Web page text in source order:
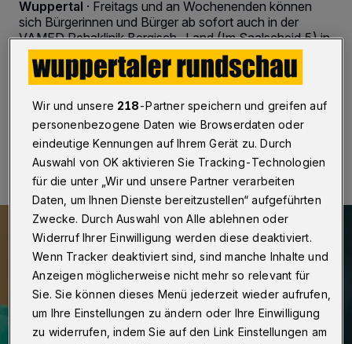
Wuppertal · Freitags und an Wochenenden können
sich Bürgerinnen und Bürger ab sofort auch in der
VAMED Rehaklinik Bergisch-Land (Im Saalscheid 5) in
Wuppertal-Ronsdorf impfen lassen. Die Termine
müssen online gebucht werden.
14.12.2021 , 21:45 Uhr
Wir und unsere 218-Partner speichern und greifen auf
personenbezogene Daten wie Browserdaten oder
eindeutige Kennungen auf Ihrem Gerät zu. Durch
Auswahl von OK aktivieren Sie Tracking-Technologien
für die unter „Wir und unsere Partner verarbeiten
Daten, um Ihnen Dienste bereitzustellen“ aufgeführten
Zwecke. Durch Auswahl von Alle ablehnen oder
Widerruf Ihrer Einwilligung werden diese deaktiviert.
Wenn Tracker deaktiviert sind, sind manche Inhalte und
Anzeigen möglicherweise nicht mehr so relevant für
Sie. Sie können dieses Menü jederzeit wieder aufrufen,
um Ihre Einstellungen zu ändern oder Ihre Einwilligung
zu widerrufen, indem Sie auf den Link Einstellungen am